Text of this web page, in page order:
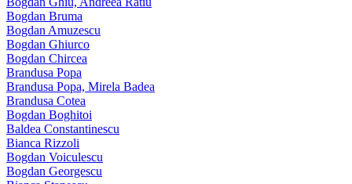
Bogdan Bruma
Bogdan Amuzescu
Bogdan Ghiurco
Bogdan Chircea
Brandusa Popa
Brandusa Popa, Mirela Badea
Brandusa Cotea
Bogdan Boghitoi
Baldea Constantinescu
Bianca Rizzoli
Bogdan Voiculescu
Bogdan Georgescu